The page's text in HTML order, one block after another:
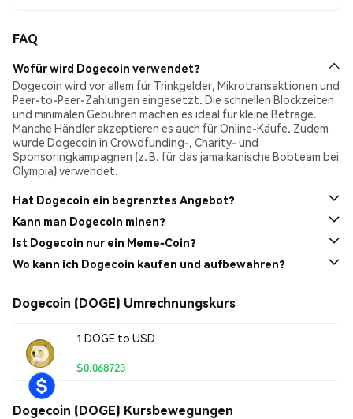
FAQ
Wofür wird Dogecoin verwendet?
Dogecoin wird vor allem für Trinkgelder, Mikrotransaktionen und
Peer-to-Peer-Zahlungen eingesetzt. Die schnellen Blockzeiten
und minimalen Gebühren machen es ideal für kleine Beträge.
Manche Händler akzeptieren es auch für Online-Käufe. Zudem
wurde Dogecoin in Crowdfunding-, Charity- und
Sponsoringkampagnen (z. B. für das jamaikanische Bobteam bei
Olympia) verwendet.
Hat Dogecoin ein begrenztes Angebot?
Nein. Im Gegensatz zu Bitcoin hat Dogecoin ein unbegrenztes
Angebot. Etwa 10.000 DOGE werden jede Minute erzeugt, was
jährlich rund 5 Milliarden DOGE zur Umlaufmenge hinzufügt.
Dieses inflationsbasierte Modell soll den Umlauf fördern statt
das Horten als Wertanlage.
Kann man Dogecoin minen?
Ja. Dogecoin ist eine minebare Kryptowährung, die den Scrypt-
Algorithmus wie Litecoin verwendet. Es unterstützt Merged
Mining mit Litecoin, sodass Miner DOGE und LTC gleichzeitig
kann mit ASICs oder in Mining-Pools geschürft werden.
Ist Dogecoin nur ein Meme-Coin?
Auch wenn Dogecoin 2013 als Meme begann, hat es sich zu einer
legitimen digitalen Währung mit aktiver Community und realen
Trinkgelder und Spenden verwendet und hat eine lebendige
Verbesserung des Netzwerks und stellen Funktionalität und
Sicherheit sicher.
Wo kann ich Dogecoin kaufen und aufbewahren?
bewahren es sicher als verwahrende Börse für dich auf.
Alternativ kannst du auch andere Kryptowährungen wie USDT
dem Kauf wird dein DOGE in deiner Phemex-Spot-Wallet mit
hohen Sicherheitsstandards aufbewahrt.
Dogecoin (DOGE) Umrechnungskurs
1 DOGE to USD
$0.068723
Dogecoin (DOGE) Kursbewegungen